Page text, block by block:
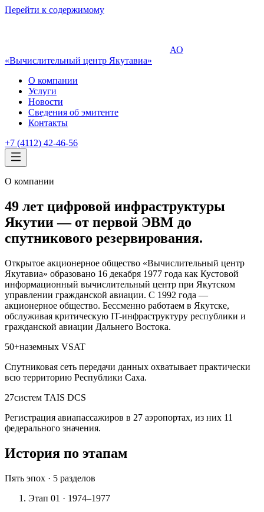
Перейти к содержимому
АО
«Вычислительный центр Якутавиа»
О компании
Услуги
Новости
Сведения об эмитенте
Контакты
+7 (4112) 42-46-56
О компании
49 лет цифровой инфраструктуры
Якутии — от первой ЭВМ до
спутникового резервирования.
Открытое акционерное общество «Вычислительный центр
Якутавиа» образовано 16 декабря 1977 года как Кустовой
информационный вычислительный центр при Якутском
управлении гражданской авиации. С 1992 года —
акционерное общество. Бессменно работаем в Якутске,
обслуживая критическую IT-инфраструктуру республики и
гражданской авиации Дальнего Востока.
50+наземных VSAT
Спутниковая сеть передачи данных охватывает практически
всю территорию Республики Саха.
27систем TAIS DCS
Регистрация авиапассажиров в 27 аэропортах, из них 11
федерального значения.
История по этапам
Пять эпох · 5 разделов
Этап 01 · 1974–1977